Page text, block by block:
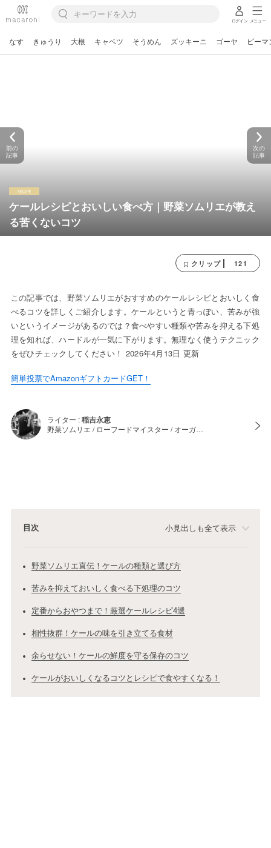
ログイン メニュー
なす きゅうり 大根 キャベツ そうめん ズッキーニ ゴーヤ ピーマ
ケールレシピとおいしい食べ方｜野菜ソムリエが教え
る苦くないコツ
前の
記事
次の
記事
クリップ 121
この記事では、野菜ソムリエがおすすめのケールレシピとおいしく食
べるコツを詳しくご紹介します。ケールというと青っぽい、苦みが強
いというイメージがあるのでは？食べやすい種類や苦みを抑える下処
理を知れば、ハードルが一気に下がります。無理なく使うテクニック
をぜひチェックしてください！ 2026年4月13日 更新
簡単投票でAmazonギフトカードGET！
ライター :稲吉永恵
野菜ソムリエ / ローフードマイスター / オーガ…
目次 小見出しも全て表示
野菜ソムリエ直伝！ケールの種類と選び方
苦みを抑えておいしく食べる下処理のコツ
定番からおやつまで！厳選ケールレシピ4選
相性抜群！ケールの味を引き立てる食材
余らせない！ケールの鮮度を守る保存のコツ
ケールがおいしくなるコツとレシピで食やすくなる！